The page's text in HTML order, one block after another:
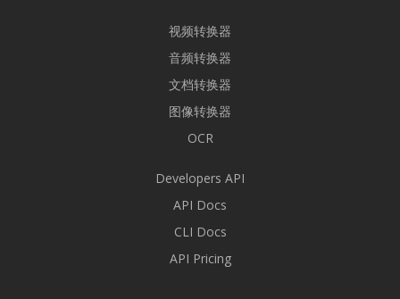
视频转换器
音频转换器
文档转换器
图像转换器
OCR
Developers API
API Docs
CLI Docs
API Pricing